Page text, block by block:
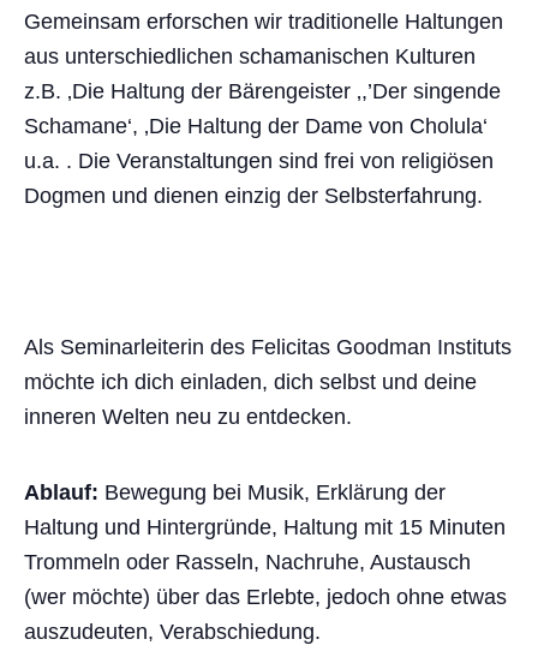
Gemeinsam erforschen wir traditionelle Haltungen
aus unterschiedlichen schamanischen Kulturen
z.B. ‚Die Haltung der Bärengeister ‚,’Der singende
Schamane‘, ‚Die Haltung der Dame von Cholula‘
u.a. . Die Veranstaltungen sind frei von religiösen
Dogmen und dienen einzig der Selbsterfahrung.
Als Seminarleiterin des Felicitas Goodman Instituts
möchte ich dich einladen, dich selbst und deine
inneren Welten neu zu entdecken.
Ablauf: Bewegung bei Musik, Erklärung der
Haltung und Hintergründe, Haltung mit 15 Minuten
Trommeln oder Rasseln, Nachruhe, Austausch
(wer möchte) über das Erlebte, jedoch ohne etwas
auszudeuten, Verabschiedung.